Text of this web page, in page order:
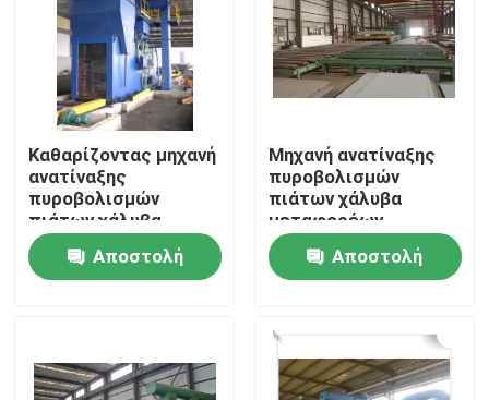
Αρχική
Σχετικά με εμάς
Καθαρίζοντας μηχανή
ανατίναξης
πυροβολισμών
πιάτων χάλυβα
μεταφορέων
κυλίνδρων υψηλής
αποδοτικότητας για
Αποστολή
Μηχανή ανατίναξης
πυροβολισμών
πιάτων χάλυβα
μεταφορέων
κυλίνδρων για το
σφυρηλατημένο
κομμάτι, Foudry,
Αποστολή